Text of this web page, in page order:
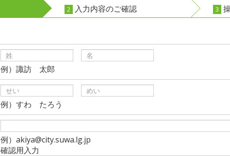
2 入力内容のご確認 3
例）諏訪 太郎
例）すわ たろう
例）akiya@city.suwa.lg.jp
確認用入力